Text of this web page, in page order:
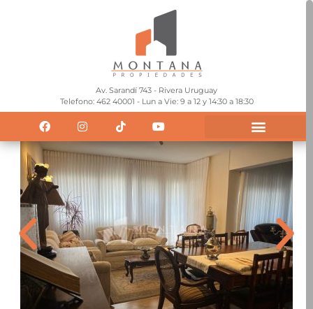
Av. Sarandí 743 - Rivera Uruguay
Telefono: 462 40001 - Lun a Vie: 9 a 12 y 14:30 a 18:30